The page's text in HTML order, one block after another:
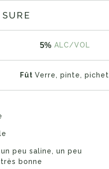
5% ALC/VOL
FûtVerre, pinte, pichet
peu saline, un peu
bonne